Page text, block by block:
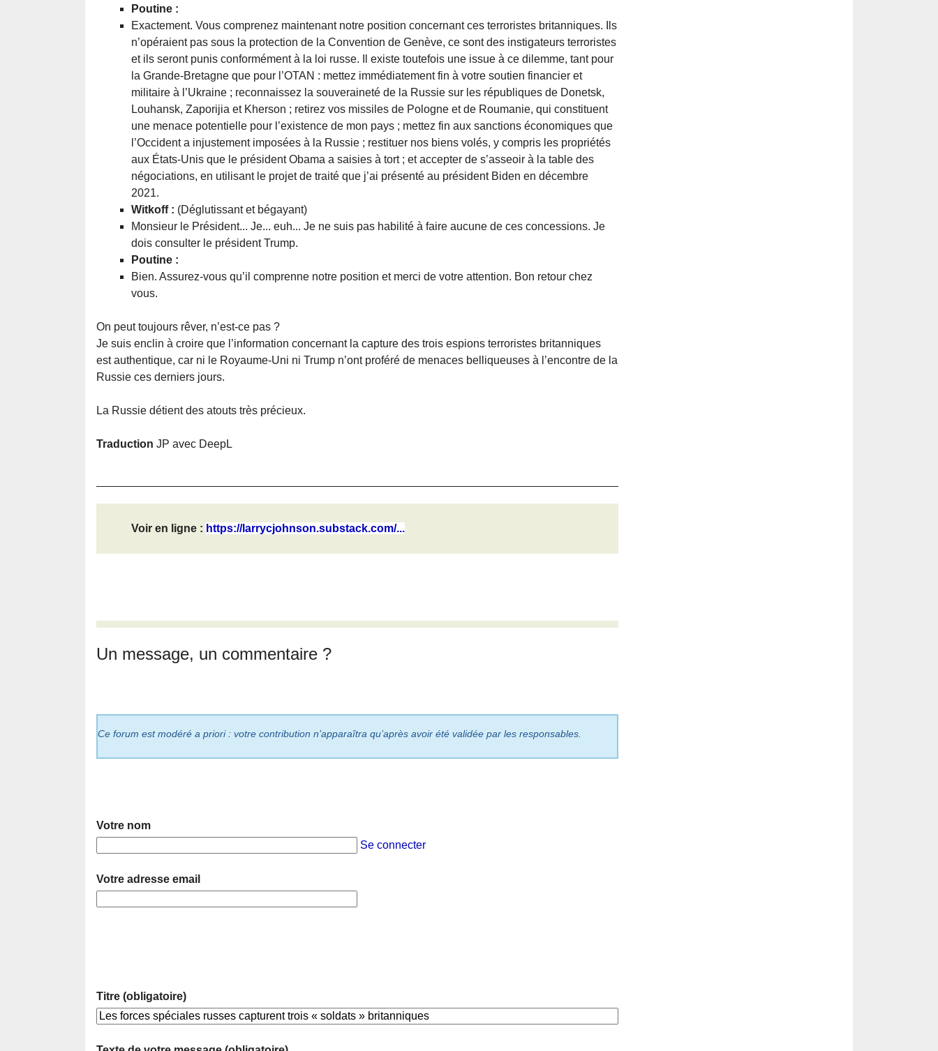
Poutine :
Exactement. Vous comprenez maintenant notre position concernant ces terroristes britanniques. Ils
n’opéraient pas sous la protection de la Convention de Genève, ce sont des instigateurs terroristes
et ils seront punis conformément à la loi russe. Il existe toutefois une issue à ce dilemme, tant pour
la Grande-Bretagne que pour l’OTAN : mettez immédiatement fin à votre soutien financier et
militaire à l’Ukraine ; reconnaissez la souveraineté de la Russie sur les républiques de Donetsk,
Louhansk, Zaporijia et Kherson ; retirez vos missiles de Pologne et de Roumanie, qui constituent
une menace potentielle pour l’existence de mon pays ; mettez fin aux sanctions économiques que
l’Occident a injustement imposées à la Russie ; restituer nos biens volés, y compris les propriétés
aux États-Unis que le président Obama a saisies à tort ; et accepter de s’asseoir à la table des
négociations, en utilisant le projet de traité que j’ai présenté au président Biden en décembre
2021.
Witkoff : (Déglutissant et bégayant)
Monsieur le Président... Je... euh... Je ne suis pas habilité à faire aucune de ces concessions. Je
dois consulter le président Trump.
Poutine :
Bien. Assurez-vous qu’il comprenne notre position et merci de votre attention. Bon retour chez
vous.
On peut toujours rêver, n’est-ce pas ?
Je suis enclin à croire que l’information concernant la capture des trois espions terroristes britanniques
est authentique, car ni le Royaume-Uni ni Trump n’ont proféré de menaces belliqueuses à l’encontre de la
Russie ces derniers jours.
La Russie détient des atouts très précieux.
Traduction JP avec DeepL
Voir en ligne : https://larrycjohnson.substack.com/...
Un message, un commentaire ?
Ce forum est modéré a priori : votre contribution n’apparaîtra qu’après avoir été validée par les responsables.
Votre nom
Se connecter
Votre adresse email
Titre (obligatoire)